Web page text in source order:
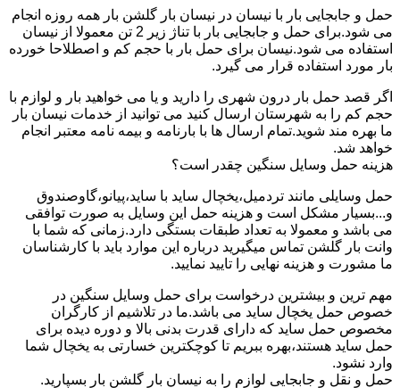
حمل و جابجایی بار با نیسان در نیسان بار گلشن بار همه روزه انجام
می شود.برای حمل و جابجایی بار با تناژ زیر 2 تن معمولا از نیسان
استفاده می شود.نیسان برای حمل بار با حجم کم و اصطلاحا خورده
بار مورد استفاده قرار می گیرد.
اگر قصد حمل بار درون شهری را دارید و یا می خواهید بار و لوازم با
حجم کم را به شهرستان ارسال کنید می توانید از خدمات نیسان بار
ما بهره مند شوید.تمام ارسال ها با بارنامه و بیمه نامه معتبر انجام
خواهد شد.
هزینه حمل وسایل سنگین چقدر است؟
حمل وسایلی مانند تردمیل،یخچال ساید با ساید،پیانو،گاوصندوق
و...بسیار مشکل است و هزینه حمل این وسایل به صورت توافقی
می باشد و معمولا به تعداد طبقات بستگی دارد.زمانی که شما با
وانت بار گلشن تماس میگیرید درباره این موارد باید با کارشناسان
ما مشورت و هزینه نهایی را تایید نمایید.
مهم ترین و بیشترین درخواست برای حمل وسایل سنگین در
خصوص حمل یخچال ساید می باشد.ما در تلاشیم از کارگران
مخصوص حمل ساید که دارای قدرت بدنی بالا و دوره دیده برای
حمل ساید هستند،بهره ببریم تا کوچکترین خسارتی به یخچال شما
وارد نشود.
حمل و نقل و جابجایی لوازم را به نیسان بار گلشن بار بسپارید.